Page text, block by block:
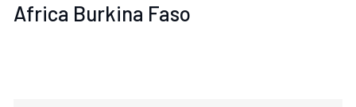
Africa Burkina Faso